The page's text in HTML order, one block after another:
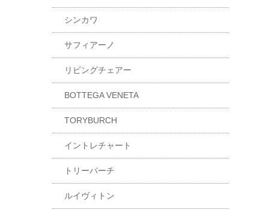
シンカワ
サフィアーノ
リビングチェアー
BOTTEGA VENETA
TORYBURCH
イントレチャート
トリーバーチ
ルイヴィトン